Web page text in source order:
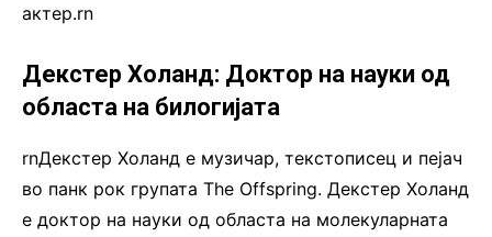
актер.rn
Декстер Холанд: Доктор на науки од
областа на билогијата
rnДекстер Холанд е музичар, текстописец и пејач
во панк рок групата The Offspring. Декстер Холанд
е доктор на науки од областа на молекуларната